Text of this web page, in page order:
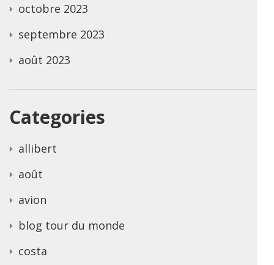
octobre 2023
septembre 2023
août 2023
Categories
allibert
août
avion
blog tour du monde
costa